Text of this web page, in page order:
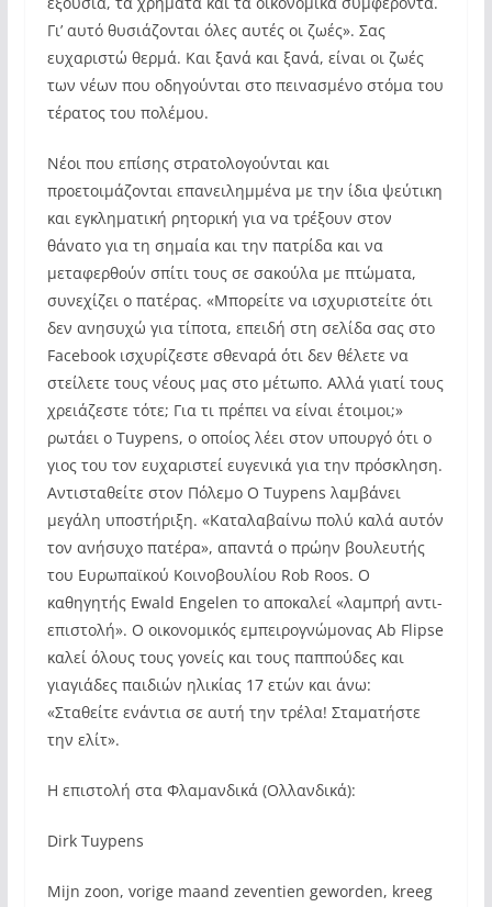
Γι’ αυτό θυσιάζονται όλες αυτές οι ζωές». Σας
ευχαριστώ θερμά. Και ξανά και ξανά, είναι οι ζωές
των νέων που οδηγούνται στο πεινασμένο στόμα του
τέρατος του πολέμου.
Νέοι που επίσης στρατολογούνται και
προετοιμάζονται επανειλημμένα με την ίδια ψεύτικη
και εγκληματική ρητορική για να τρέξουν στον
θάνατο για τη σημαία και την πατρίδα και να
μεταφερθούν σπίτι τους σε σακούλα με πτώματα,
συνεχίζει ο πατέρας. «Μπορείτε να ισχυριστείτε ότι
δεν ανησυχώ για τίποτα, επειδή στη σελίδα σας στο
Facebook ισχυρίζεστε σθεναρά ότι δεν θέλετε να
στείλετε τους νέους μας στο μέτωπο. Αλλά γιατί τους
χρειάζεστε τότε; Για τι πρέπει να είναι έτοιμοι;»
ρωτάει ο Tuypens, ο οποίος λέει στον υπουργό ότι ο
γιος του τον ευχαριστεί ευγενικά για την πρόσκληση.
Αντισταθείτε στον Πόλεμο Ο Tuypens λαμβάνει
μεγάλη υποστήριξη. «Καταλαβαίνω πολύ καλά αυτόν
τον ανήσυχο πατέρα», απαντά ο πρώην βουλευτής
του Ευρωπαϊκού Κοινοβουλίου Rob Roos. Ο
καθηγητής Ewald Engelen το αποκαλεί «λαμπρή αντι-
επιστολή». Ο οικονομικός εμπειρογνώμονας Ab Flipse
καλεί όλους τους γονείς και τους παππούδες και
γιαγιάδες παιδιών ηλικίας 17 ετών και άνω:
«Σταθείτε ενάντια σε αυτή την τρέλα! Σταματήστε
την ελίτ».
Η επιστολή στα Φλαμανδικά (Ολλανδικά):
Dirk Tuypens
Mijn zoon, vorige maand zeventien geworden, kreeg